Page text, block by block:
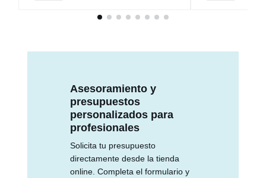
Asesoramiento y
presupuestos
personalizados para
profesionales
Solicita tu presupuesto
directamente desde la tienda
online. Completa el formulario y